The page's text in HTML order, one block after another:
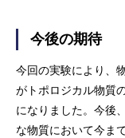
今後の期待
今回の実験により、
がトポロジカル物質
になりました。今後
な物質において今ま